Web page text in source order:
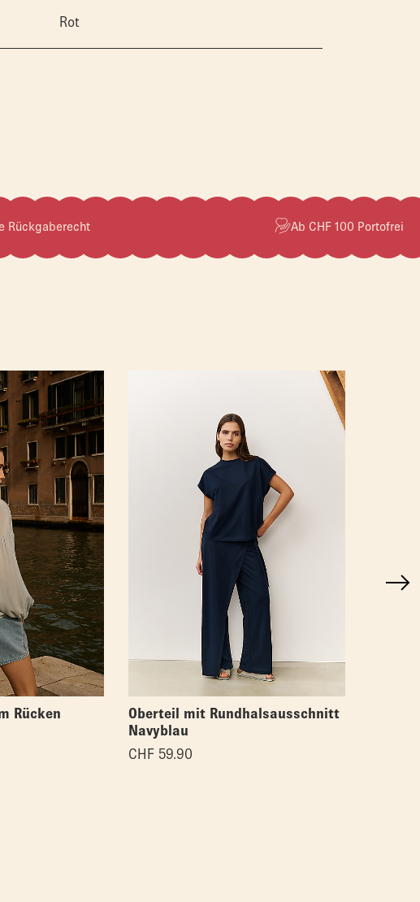
Rot
Rückgaberecht Ab CHF 100 Portofrei
Rücken
Oberteil mit Rundhalsausschnitt
Navyblau
CHF59.90